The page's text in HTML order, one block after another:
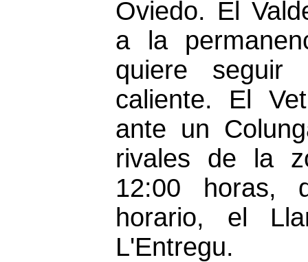
Oviedo. El
a la
quiere seguir
caliente. El
ante un
rivales de la
12:00 horas,
horario, el
L'Entregu.